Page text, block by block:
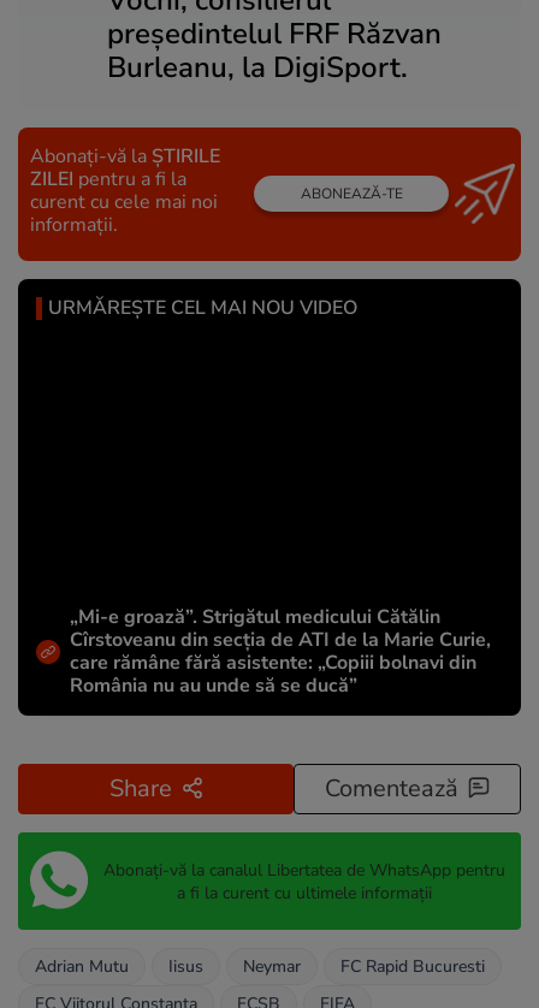
președintelul FRF Răzvan
Burleanu, la DigiSport.
Abonați-vă la ȘTIRILE
ZILEI pentru a fi la
curent cu cele mai noi
informații.
ABONEAZĂ-TE
URMĂREȘTE CEL MAI NOU VIDEO
„Mi-e groază”. Strigătul medicului Cătălin
Cîrstoveanu din secția de ATI de la Marie Curie,
care rămâne fără asistente: „Copiii bolnavi din
România nu au unde să se ducă”
Share Comentează
Abonați-vă la canalul Libertatea de WhatsApp pentru
a fi la curent cu ultimele informații
Adrian Mutu Iisus Neymar
FC Rapid Bucuresti